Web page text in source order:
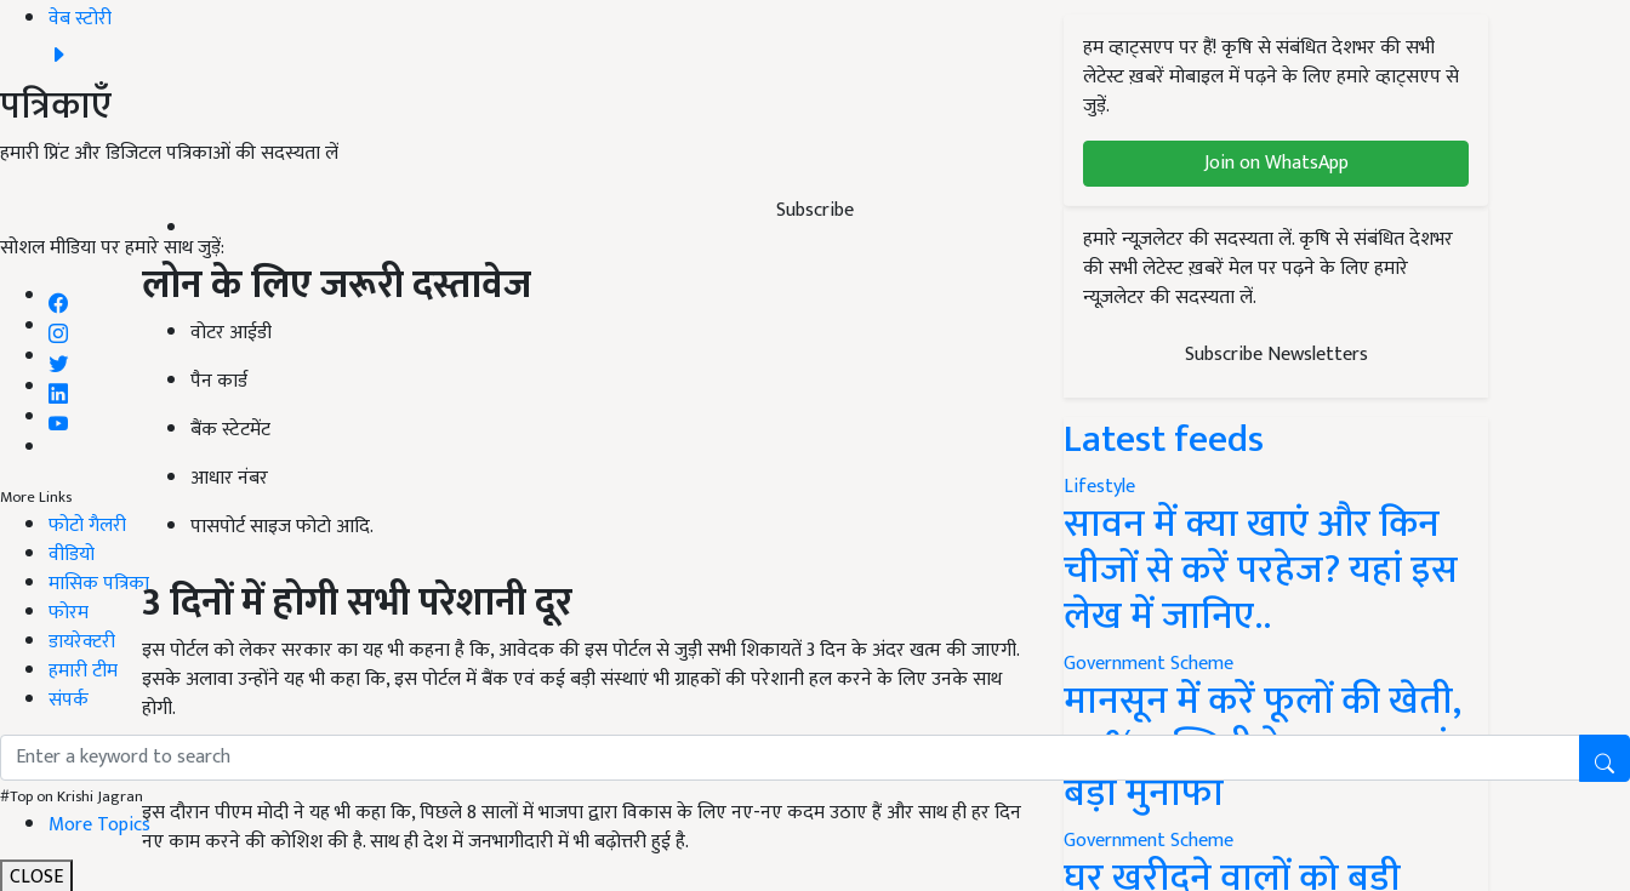
वेब स्टोरी
पत्रिकाएँ
हमारी प्रिंट और डिजिटल पत्रिकाओं की सदस्यता लें
Subscribe
सोशल मीडिया पर हमारे साथ जुड़ें:
More Links
फोटो गैलरी
वीडियो
मासिक पत्रिका
फोरम
डायरेक्टरी
हमारी टीम
संपर्क
#Top on Krishi Jagran
More Topics
CLOSE
लोन के लिए जरूरी दस्तावेज
वोटर आईडी
पैन कार्ड
बैंक स्टेटमेंट
आधार नंबर
पासपोर्ट साइज फोटो आदि.
3दिनों में होगी सभी परेशानी दूर
इस पोर्टल को लेकर सरकार का यह भी कहना है कि, आवेदक की इस पोर्टल से जुड़ी सभी शिकायतें 3 दिन के अंदर खत्म की जाएगी.
इसके अलावा उन्होंने यह भी कहा कि, इस पोर्टल में बैंक एवं कई बड़ी संस्थाएं भी ग्राहकों की परेशानी हल करने के लिए उनके साथ
होगी.
विकास के नए कदम उठाए
इस दौरान पीएम मोदी ने यह भी कहा कि, पिछले 8 सालों में भाजपा द्वारा विकास के लिए नए-नए कदम उठाए हैं और साथ ही हर दिन
नए काम करने की कोशिश की है. साथ ही देश में जनभागीदारी में भी बढ़ोत्तरी हुई है.
हम व्हाट्सएप पर हैं! कृषि से संबंधित देशभर की सभी
लेटेस्ट ख़बरें मोबाइल में पढ़ने के लिए हमारे व्हाट्सएप से
जुड़ें.
Join on WhatsApp
हमारे न्यूज़लेटर की सदस्यता लें. कृषि से संबंधित देशभर
की सभी लेटेस्ट ख़बरें मेल पर पढ़ने के लिए हमारे
न्यूज़लेटर की सदस्यता लें.
Subscribe Newsletters
Latest feeds
Lifestyle
सावन में क्या खाएं और किन
चीजों से करें परहेज? यहां इस
लेख में जानिए..
Government Scheme
मानसून में करें फूलों की खेती,
50% सब्सिडी के साथ कमाएं
बड़ा मुनाफा
Government Scheme